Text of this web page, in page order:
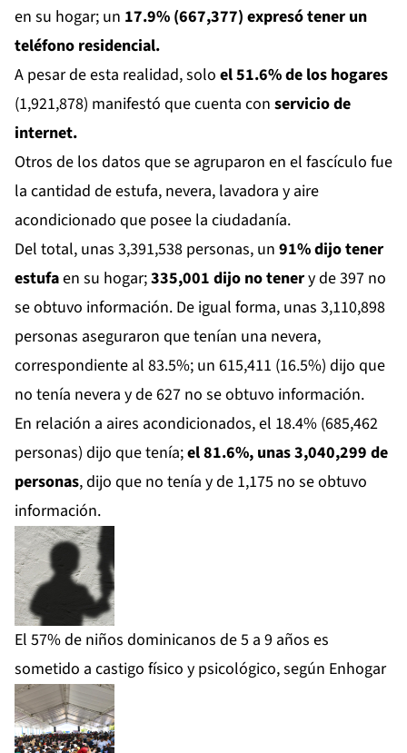
en su hogar; un 17.9% (667,377) expresó tener un
teléfono residencial.
A pesar de esta realidad, solo el 51.6% de los hogares
(1,921,878) manifestó que cuenta con servicio de
internet.
Otros de los datos que se agruparon en el fascículo fue
la cantidad de estufa, nevera, lavadora y aire
acondicionado que posee la ciudadanía.
Del total, unas 3,391,538 personas, un 91% dijo tener
estufaen su hogar;335,001 dijo no tenery de 397 no
se obtuvo información. De igual forma, unas 3,110,898
personas aseguraron que tenían una nevera,
correspondiente al 83.5%; un 615,411 (16.5%) dijo que
no tenía nevera y de 627 no se obtuvo información.
En relación a aires acondicionados, el 18.4% (685,462
personas) dijo que tenía;el 81.6%, unas 3,040,299 de
personas, dijo que no tenía y de 1,175 no se obtuvo
información.
El 57% de niños dominicanos de 5 a 9 años es
sometido a castigo físico y psicológico, según Enhogar